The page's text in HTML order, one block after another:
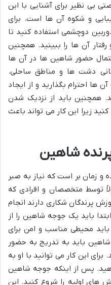
بی نظیر برای آشنایی با این
و شکوه آن ها است. برای
دوچشمی استفاده کنید تا
آن ها را ببینید. همچنین
حضور شاهین ها در آن ها
دشت ها و مناطق ساحلی.
ها احترام بگذارید و از ایجاد
همچنین باید از نزدیک شدن
زیرا این کار می تواند باعث
شاهین
و زمان بر است که نیاز به صبر
توسط متخصصان و افرادی که
پرندگان شکاری دارند انجام
باید یک جوجه شاهین را از
محیطی مناسب و امن برای
باید به تدریج به حضور
این کار می توانید با او به
پس از اینکه جوجه شاهین
های اولیه را شروع کنید. این